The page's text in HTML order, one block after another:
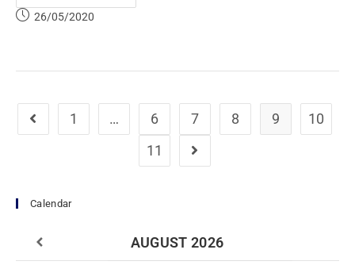
26/05/2020
1 … 6 7 8 9
10
11
Calendar
AUGUST 2026